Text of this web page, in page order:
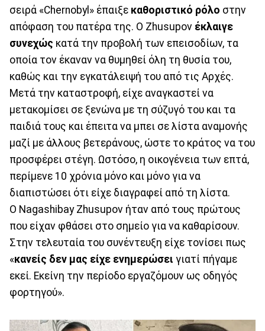
σειρά «Chernobyl» έπαιξε καθοριστικό ρόλο στην
απόφαση του πατέρα της. Ο Zhusupov έκλαιγε
συνεχώς κατά την προβολή των επεισοδίων, τα
οποία τον έκαναν να θυμηθεί όλη τη θυσία του,
καθώς και την εγκατάλειψή του από τις Αρχές.
Μετά την καταστροφή, είχε αναγκαστεί να
μετακομίσει σε ξενώνα με τη σύζυγό του και τα
παιδιά τους και έπειτα να μπει σε λίστα αναμονής
μαζί με άλλους βετεράνους, ώστε το κράτος να του
προσφέρει στέγη. Ωστόσο, η οικογένεια των επτά,
περίμενε 10 χρόνια μόνο και μόνο για να
διαπιστώσει ότι είχε διαγραφεί από τη λίστα.
Ο Nagashibay Zhusupov ήταν από τους πρώτους
που είχαν φθάσει στο σημείο για να καθαρίσουν.
Στην τελευταία του συνέντευξη είχε τονίσει πως
«κανείς δεν μας είχε ενημερώσει γιατί πήγαμε
εκεί. Εκείνη την περίοδο εργαζόμουν ως οδηγός
φορτηγού».